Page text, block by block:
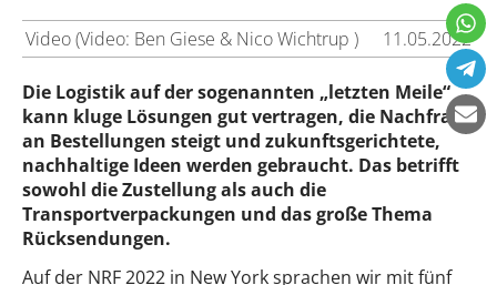
Video (Video: Ben Giese & Nico Wichtrup ) 11.05.2022
Die Logistik auf der sogenannten „letzten Meile“
kann kluge Lösungen gut vertragen, die Nachfrage
an Bestellungen steigt und zukunftsgerichtete,
nachhaltige Ideen werden gebraucht. Das betrifft
sowohl die Zustellung als auch die
Transportverpackungen und das große Thema
Rücksendungen.
Auf der NRF 2022 in New York sprachen wir mit fünf